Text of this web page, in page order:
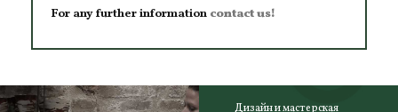
For any further information contact us!
Дизайн и мастерская